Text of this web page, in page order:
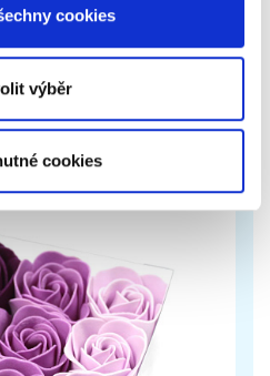
cookies
výběr
cookies
Zobrazit více